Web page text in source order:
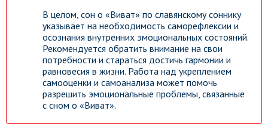
В целом, сон о «Виват» по славянскому соннику
указывает на необходимость саморефлексии и
осознания внутренних эмоциональных состояний.
Рекомендуется обратить внимание на свои
потребности и стараться достичь гармонии и
равновесия в жизни. Работа над укреплением
самооценки и самоанализа может помочь
разрешить эмоциональные проблемы, связанные
с сном о «Виват».